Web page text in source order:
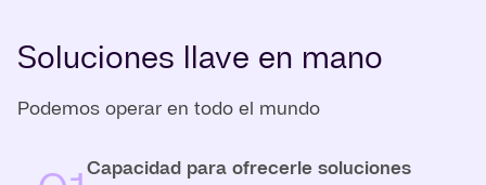
Soluciones llave en mano
Podemos operar en todo el mundo
Capacidad para ofrecerle soluciones